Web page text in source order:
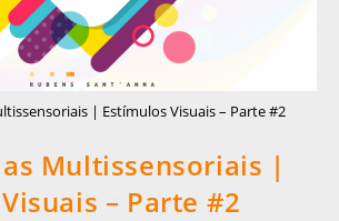
| Estímulos Visuais – Parte #2
Multissensoriais |
– Parte #2